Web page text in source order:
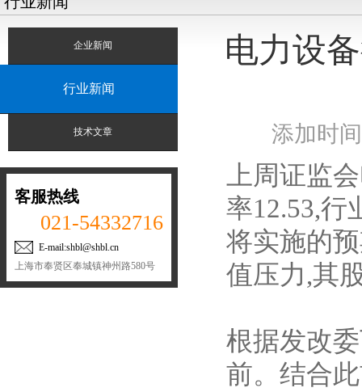
企业新闻
行业新闻
技术文章
客服热线
021-54332716
E-mail:shbl@shbl.cn
上海市奉贤区奉城镇神州路580号
电力设
添加时
上周证监
率12.53,行
将实施的
值压力,其
根据发改
前。结合